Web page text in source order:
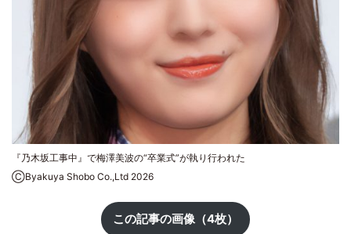
『乃木坂工事中』で梅澤美波の“卒業式”が執り行われた
ⒸByakuya Shobo Co.,Ltd 2026
この記事の画像（4枚）